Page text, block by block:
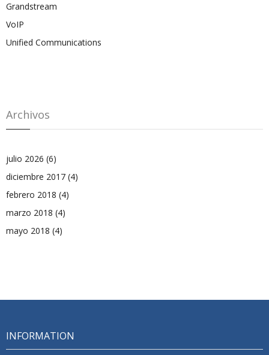
Grandstream
VoIP
Unified Communications
Archivos
julio 2026 (6)
diciembre 2017 (4)
febrero 2018 (4)
marzo 2018 (4)
mayo 2018 (4)
INFORMATION